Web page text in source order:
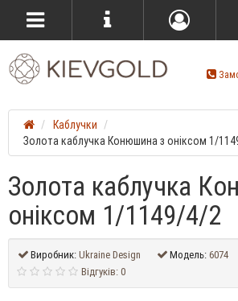
Каблучки
Золота каблучка Конюшина з оніксом 1/
Золота каблучка
оніксом 1/1149/4/2
Виробник:Ukraine Design Модель:6074
Відгуків: 0